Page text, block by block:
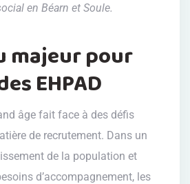
en Béarn et Soule.
majeur pour
EHPAD
âge fait face à des défis
de recrutement. Dans un
de la population et
d’accompagnement, les